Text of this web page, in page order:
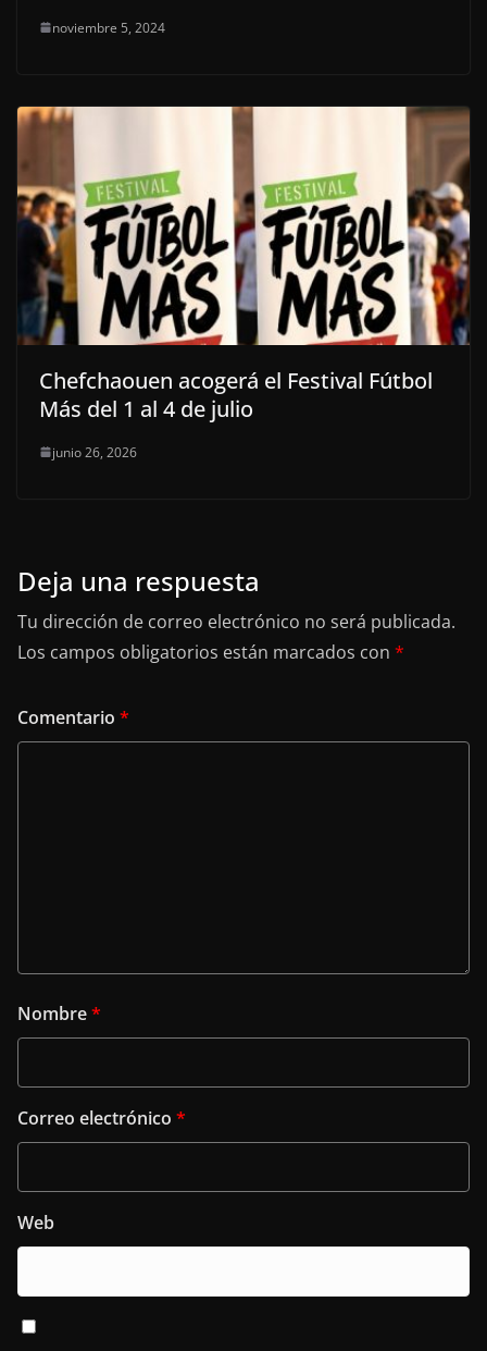
noviembre 5, 2024
Chefchaouen acogerá el Festival Fútbol
Más del 1 al 4 de julio
junio 26, 2026
Deja una respuesta
Tu dirección de correo electrónico no será publicada.
Los campos obligatorios están marcados con *
Comentario *
Nombre*
Correo electrónico *
Web